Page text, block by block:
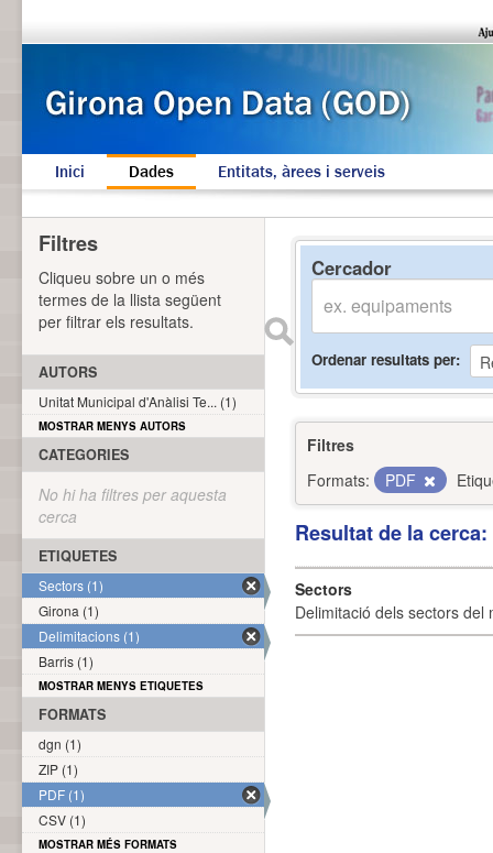
Inici Dades Entitats, àrees i serveis
Cercador
Ordenar resultats per
Filtres
Formats:
PDF
Resultat de la
Sectors
Delimitació dels sectors del
Filtres
Cliqueu sobre un o més
termes de la llista següent
per filtrar els resultats.
AUTORS
Unitat Municipal d'Anàlisi Te... (1)
MOSTRAR MENYS AUTORS
CATEGORIES
No hi ha filtres per aquesta
cerca
ETIQUETES
Sectors (1)
Girona (1)
Delimitacions (1)
Barris (1)
MOSTRAR MENYS ETIQUETES
FORMATS
dgn (1)
ZIP (1)
PDF (1)
CSV (1)
MOSTRAR MÉS FORMATS